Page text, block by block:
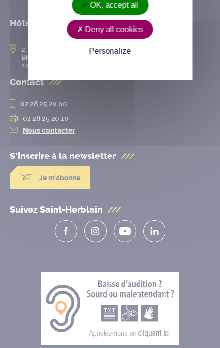
Hôtel de ville
2, rue de l’Hôtel-de-Ville
BP 50167
44802 Saint-Herblain cedex
Contact
02 28 25 20 00
02 28 25 20 10
Nous contacter
S'inscrire à la newsletter
Je m'abonne
Suivez Saint-Herblain
OK, accept all
Deny all cookies
Personalize